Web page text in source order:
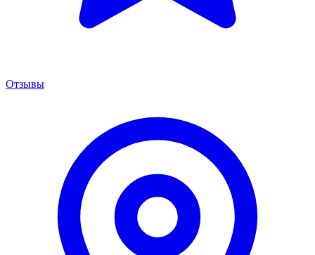
Отзывы
Менеджер сервиса
Онлайн · отвечаем за 5 мин